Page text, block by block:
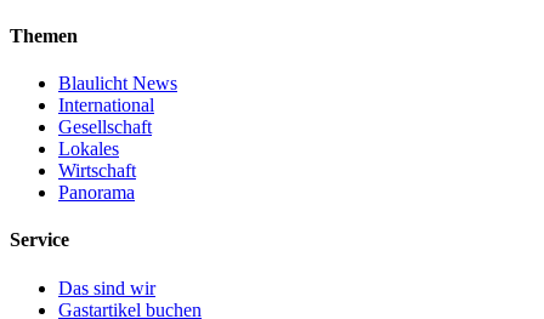
Themen
Blaulicht News
International
Gesellschaft
Lokales
Wirtschaft
Panorama
Service
Das sind wir
Gastartikel buchen